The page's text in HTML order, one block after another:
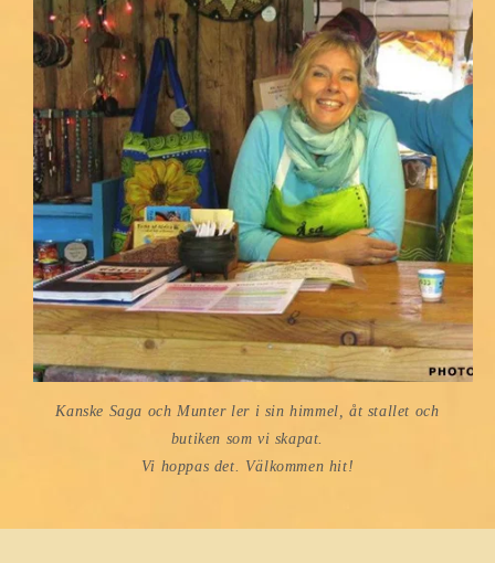
Kanske Saga och Munter ler i sin himmel, åt stallet och
butiken som vi skapat.
Vi hoppas det. Välkommen hit!